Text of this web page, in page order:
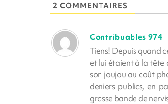
2 COMMENTAIRES
Contribuables 974
Tiens! Depuis quand
et lui étaient à la tête
son joujou au coût
deniers publics, en
grosse bande de